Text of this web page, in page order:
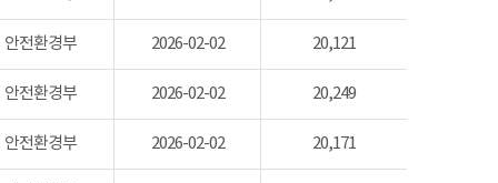
안전환경부 2026-02-02 20,121
안전환경부 2026-02-02 20,249
안전환경부 2026-02-02 20,171